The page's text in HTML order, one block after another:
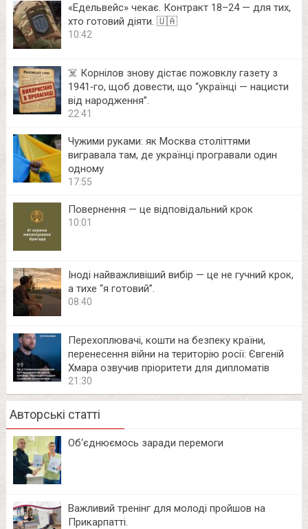
«Едельвейс» чекає. Контракт 18–24 — для тих,
хто готовий діяти. 🇺🇦
10:42
☠️ Корнілов знову дістає пожовклу газету з
1941‑го, щоб довести, що “українці — нацисти
від народження”.
22:41
Чужими руками: як Москва століттями
вигравала там, де українці програвали один
одному
17:55
Повернення — це відповідальний крок
10:01
Іноді найважливіший вибір — це не гучний крок,
а тихе “я готовий”.
08:40
Перехоплювачі, кошти на безпеку країни,
перенесення війни на територію росії: Євгеній
Хмара озвучив пріоритети для дипломатів
21:30
Авторські статті
Об‘єднюємось заради перемоги
Важливий тренінг для молоді пройшов на
Прикарпатті.